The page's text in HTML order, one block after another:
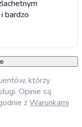
bardzo
którzy
Opinie są
zWarunkami